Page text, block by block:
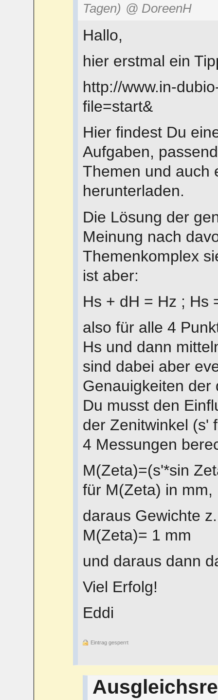
Tagen) @ DoreenH
Hallo,
hier erstmal ein
http://www.in-
file=start&
Hier findest Du
Aufgaben,
Themen und auch
herunterladen.
Die Lösung der
Meinung nach
Themenkomplex
ist aber:
Hs + dH = Hz ; Hs
also für alle 4
Hs und dann
sind dabei aber
Genauigkeiten der
Du musst den
der Zenitwinkel (s'
4 Messungen
M(Zeta)=(s'*sin
für M(Zeta) in mm,
daraus Gewichte
M(Zeta)= 1 mm
und daraus dann
Viel Erfolg!
Eddi
Eintrag gesperrt